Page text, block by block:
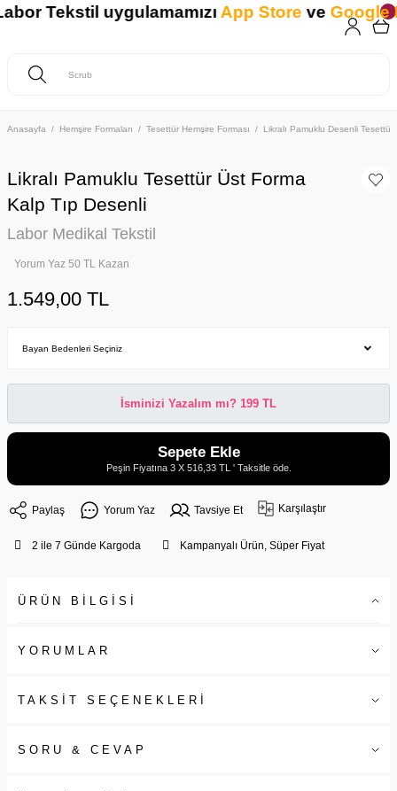
Anasayfa Hemşire Formaları Tesettür Hemşire Forması Likralı Pamuklu Desenli Tesettür
Likralı Pamuklu Tesettür Üst Forma
Kalp Tıp Desenli
Labor Medikal Tekstil
Yorum Yaz 50 TL Kazan
1.549,00 TL
İsminizi Yazalım mı? 199 TL
Sepete Ekle
Peşin Fiyatına 3 X 516,33 TL ' Taksitle öde.
Paylaş Yorum Yaz Tavsiye Et Karşılaştır
2 ile 7 Günde Kargoda Kampanyalı Ürün, Süper Fiyat
ÜRÜN BİLGİSİ
YORUMLAR
TAKSİT SEÇENEKLERİ
SORU & CEVAP
Tekstil uygulamamızıApp StoreveGoogle